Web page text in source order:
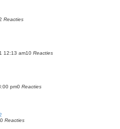
Reacties
12:13 am10 Reacties
pm0 Reacties
0 Reacties